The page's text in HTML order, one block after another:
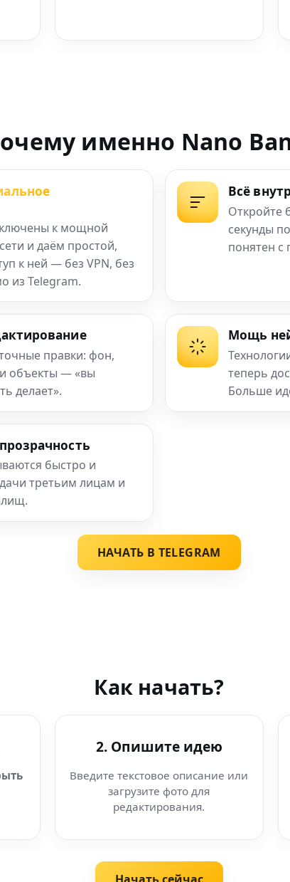
изображений
и воронокименно Nano
к мощной
и даём простой,
к ней — без VPN, без
из Telegram.
Всё
Откройте
секунды
понятен с
правки: фон,
объекты — «вы
делает».
Мощь
теперь
Больше
быстро и
третьим лицам и
НАЧАТЬ В TELEGRAM
Как начать?
2. Опишите идею
Введите текстовое описание или
загрузите фото для
редактирования.